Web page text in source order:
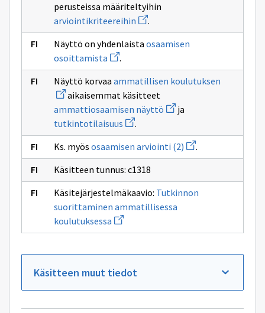
perusteissa määriteltyihin
arviointikriteereihin Avaa
uuden
ikkunan
sivulle
.
Näyttö on yhdenlaista osaamisen
osoittamista Avaa
uuden
ikkunan
sivulle
osaamisen
osoittamista
.
Näyttö korvaa ammatillisen koulutuksen
aikaisemmat käsitteet
ammattiosaamisen näyttö Avaa
uuden
sivulle
ammattiosaamisen
näyttö
ja
tutkintotilaisuus Avaa
uuden
ikkunan
sivulle
tutkintotilaisuus
.
Ks. myös osaamisen arviointi (2) Avaa
uuden
ikkunan
osaamisen
arviointi
.
Käsitteen tunnus: c1318
Käsitejärjestelmäkaavio: Tutkinnon
suorittaminen ammatillisessa
koulutuksessa Avaa
uuden
ikkunan
Tutkinnon
ammatillisessa
Käsitteen muut tiedot